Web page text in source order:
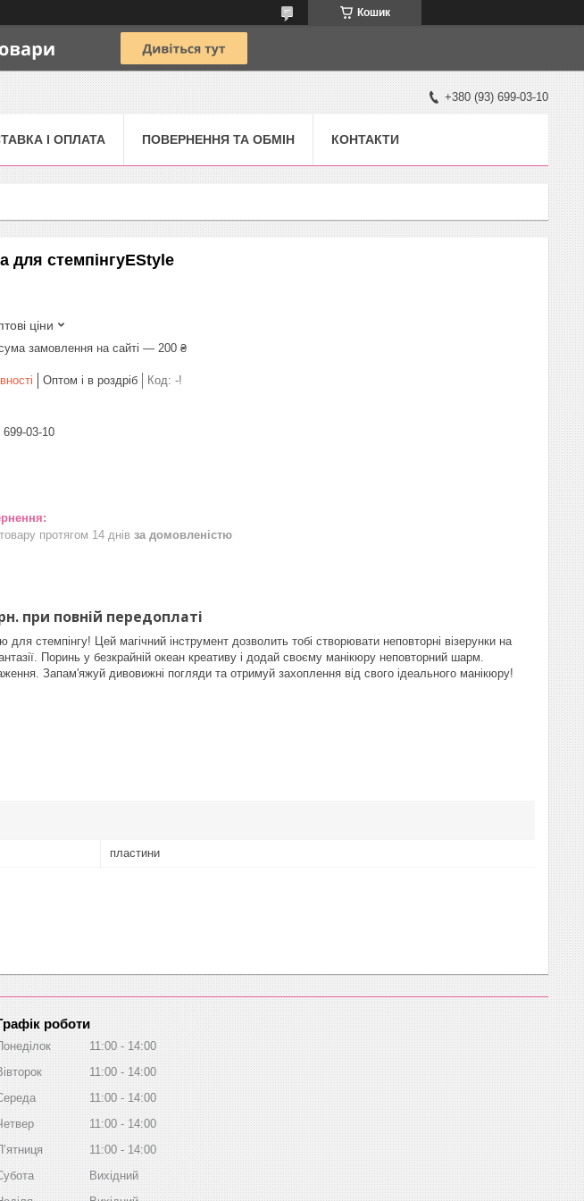
Кошик
+380 (93) 699-03-10
І ОПЛАТА ПОВЕРНЕННЯ ТА ОБМІН КОНТАКТИ
для стемпінгуEStyle
ціни
замовлення на сайті — 200 ₴
Оптом і в роздріб Код: -!
03-10
протягом 14 днів за домовленістю
при повній передоплаті
стемпінгу! Цей магічний інструмент дозволить тобі створювати неповторні візерунки на
Поринь у безкрайній океан креативу і додай своєму манікюру неповторний шарм.
Запам'яжуй дивовижні погляди та отримуй захоплення від свого ідеального манікюру!
пластини
роботи
11:00
14:00
11:00
14:00
11:00
14:00
11:00
14:00
11:00
14:00
Вихідний